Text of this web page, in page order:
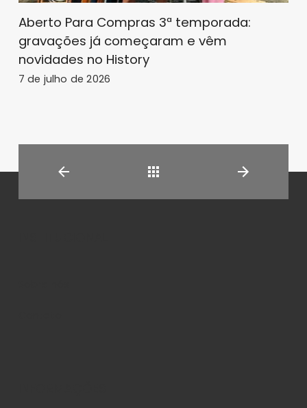
Aberto Para Compras 3ª temporada:
gravações já começaram e vêm
novidades no History
7 de julho de 2026